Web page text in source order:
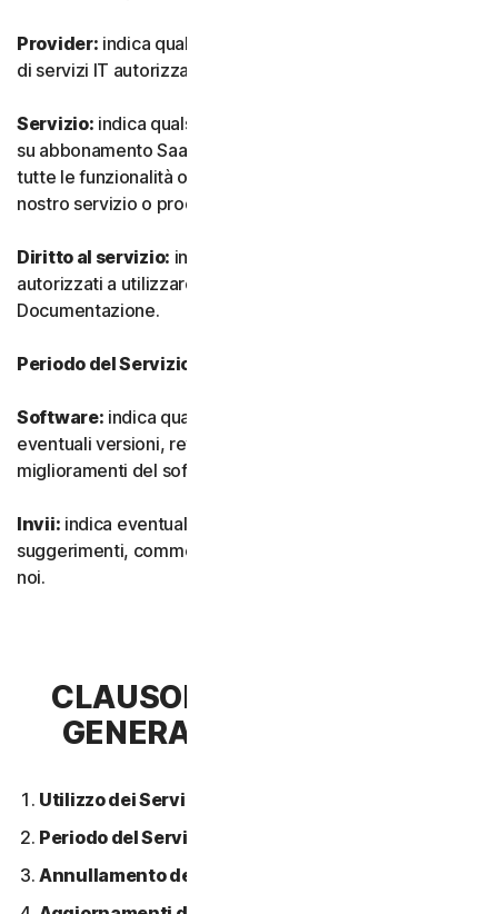
Provider: indica qualsiasi nostro rivenditore o provider
di servizi IT autorizzato.
Servizio: indica qualsiasi nostro servizio o offerta basata
su abbonamento SaaS (software as-a-service) insieme a
tutte le funzionalità o servizi associati, nonché qualsiasi
nostro servizio o prodotto una tantum.
Diritto al servizio: indica il numero e il tipo di Dispositivi
autorizzati a utilizzare il Software, come specificato nella
Documentazione.
Periodo del Servizio:
Software: indica qualsiasi nostro software, inclusi
eventuali versioni, revisioni, aggiornamenti o
miglioramenti del software.
Invii: indica eventuali feedback, recensioni,
suggerimenti, commenti o idee relativi ai Servizi inviati a
noi.
CLAUSOLA 2 - CONDIZIONI
GENERALI DEL SERVIZIO
Utilizzo dei Servizi.
Periodo del Servizio.
Annullamento del Servizio.